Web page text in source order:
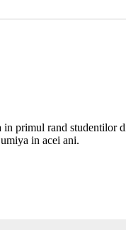
in primul rand studentilor
in acei ani.